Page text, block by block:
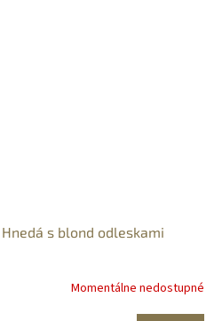
s blond odleskami
Momentálne nedostupné